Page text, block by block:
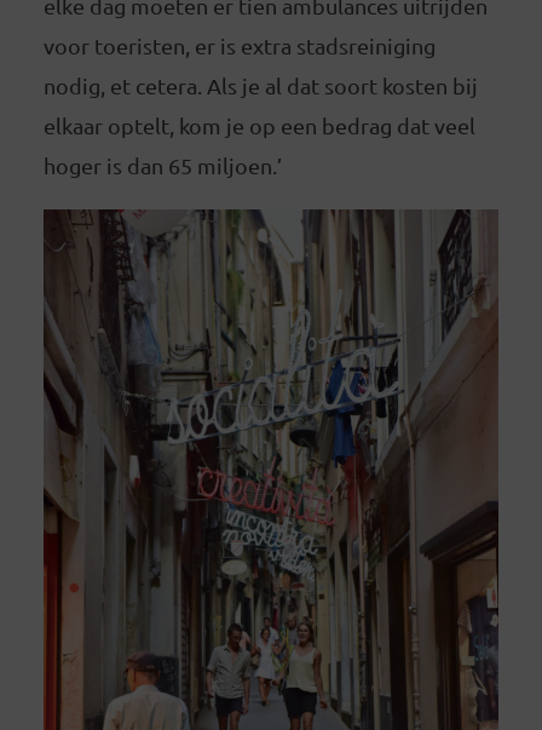
elke dag moeten er tien ambulances uitrijden
voor toeristen, er is extra stadsreiniging
nodig, et cetera. Als je al dat soort kosten bij
elkaar optelt, kom je op een bedrag dat veel
hoger is dan 65 miljoen.’